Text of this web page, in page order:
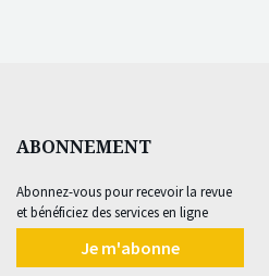
ABONNEMENT
Abonnez-vous pour recevoir la revue
et bénéficiez des services en ligne
Je m'abonne